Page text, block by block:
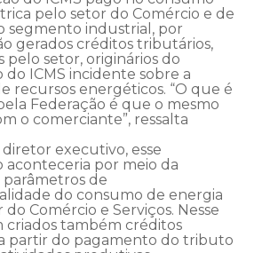
pelo setor do Comércio e de
segmento industrial, por
gerados créditos tributários,
pelo setor, originários do
ICMS incidente sobre a
recursos energéticos. “O que é
Federação é que o mesmo
o comerciante”, ressalta
executivo, esse
aconteceria por meio da
de
do consumo de energia
do Comércio e Serviços. Nesse
criados também créditos
partir do pagamento do tributo